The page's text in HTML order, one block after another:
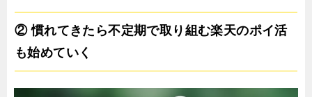
② 慣れてきたら不定期で取り組む楽天のポイ活
も始めていく